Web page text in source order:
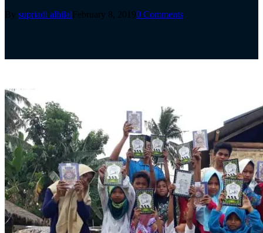
By supriadi alhilalFebruary 8, 20190 Comments